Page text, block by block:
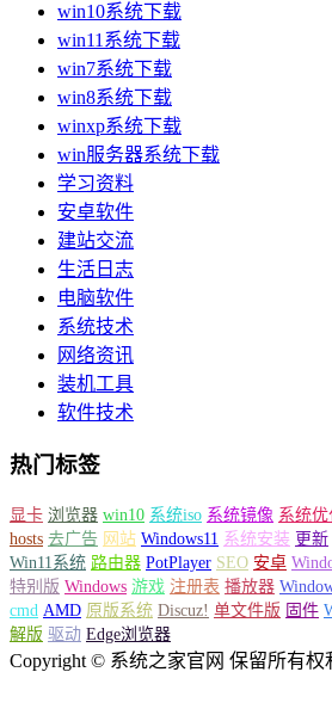
win10系统下载
win11系统下载
win7系统下载
win8系统下载
winxp系统下载
win服务器系统下载
学习资料
安卓软件
建站交流
生活日志
电脑软件
系统技术
网络资讯
装机工具
软件技术
热门标签
显卡 浏览器 win10 系统iso 系统镜像 系统优
hosts 去广告 网站 Windows11 系统安装 更新
Win11系统 路由器 PotPlayer SEO 安卓
特别版 Windows 游戏 注册表 播放器
cmd AMD 原版系统 Discuz! 单文件版 固件
解版 驱动 Edge浏览器
Copyright © 系统之家官网 保留所有权